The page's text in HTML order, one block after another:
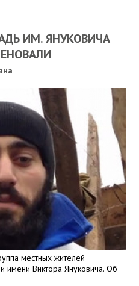
ИМ. ЯНУКОВИЧА
местных жителей
имени Виктора Януковича. Об